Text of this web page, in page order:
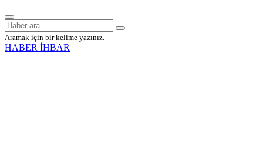
Aramak için bir kelime yazınız.
HABER İHBAR